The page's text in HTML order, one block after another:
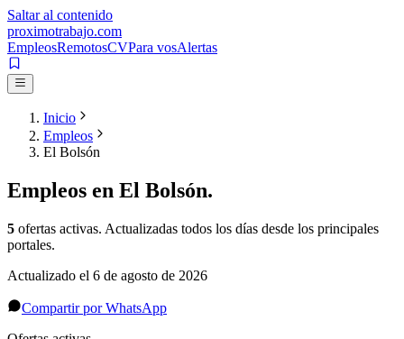
Saltar al contenido
proximotrabajo.com
EmpleosRemotosCVPara vosAlertas
Inicio
Empleos
El Bolsón
Empleos en El Bolsón.
5 ofertas activas. Actualizadas todos los días desde los principales
portales.
Actualizado el 6 de agosto de 2026
Compartir por WhatsApp